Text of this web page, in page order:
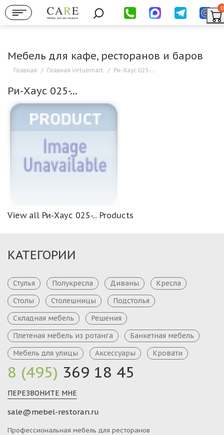
Мебель для ресторанов
0
Мебель для кафе, ресторанов и баров
Главная / Главная virtuemart / Ри-Хаус 025-...
Ри-Хаус 025-...
View all Ри-Хаус 025-... Products
8 (495) 369 18 45
ПЕРЕЗВОНИТЕ МНЕ
sale@mebel-restoran.ru
Профессиональная мебель для ресторанов
КАТЕГОРИИ
Стулья Полукресла Диваны
Кресла
Столы
Столешницы
Подстолья
Складная мебель
Решения
Плетеная мебель из ротанга
Банкетная мебель
Мебель для улицы
Аксессуары Кровати